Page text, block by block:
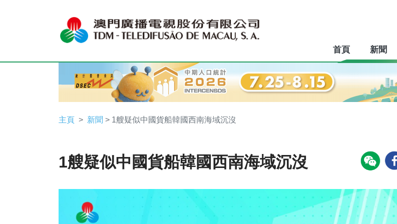
首頁 新聞
主頁 新聞 > 1艘疑似中國貨船韓國西南海域沉沒
1艘疑似中國貨船韓國西南海域沉沒